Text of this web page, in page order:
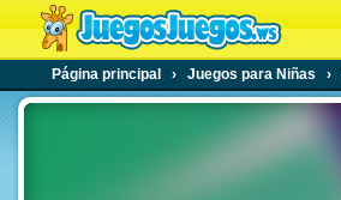
Página principal › Juegos para Niñas ›